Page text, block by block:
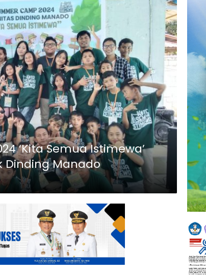
‘Kita Semua Istimewa’
Dinding Manado